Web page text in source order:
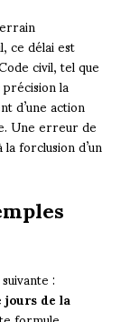
ce délai est
civil, tel que
la
d’une action
Une erreur de
forclusion d’un
:
de la